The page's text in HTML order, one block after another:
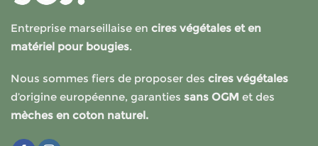
Entreprise marseillaise en cires végétales et en
matériel pour bougies.
Nous sommes fiers de proposer des cires végétales
d’origine européenne, garanties sans OGM et des
mèches en coton naturel.